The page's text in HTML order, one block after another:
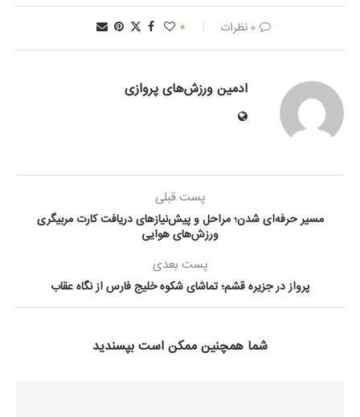
0 نظرات 0
ادمین ورزش‌های پروازی
پست قبلی
مسیر حرفه‌ای شدن؛ مراحل و پیش‌نیازهای دریافت کارت مربیگری
ورزش‌های هوایی
پست بعدی
پرواز در جزیره قشم؛ تماشای شکوه خلیج فارس از نگاه عقاب
شما همچنین ممکن است بپسندید